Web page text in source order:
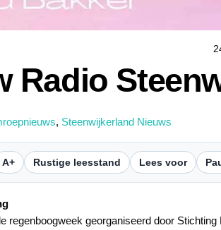
Radio
, Steenwijkerland Nieuws
A+ Rustige leesstand Lees voor
regenboogweek georganiseerd door